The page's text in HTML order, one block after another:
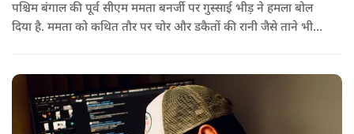
पश्चिम बंगाल की पूर्व सीएम ममता बनर्जी पर गुस्साई भीड़ ने हमला बोल
दिया है. ममता को कथित तौर पर चोर और डकैतों की रानी जैसे ताने भी